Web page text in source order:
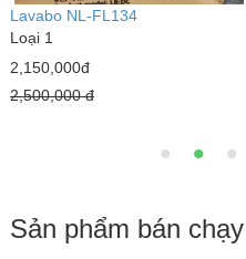
Lavabo vân gỗ NL-FL132
Loại 1
2,100,000đ
2,500,000 đ
Sản phẩm bán chạy